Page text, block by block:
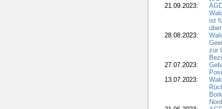
21.09.2023:
ist
28.08.2023:
zur
27.07.2023:
13.07.2023: